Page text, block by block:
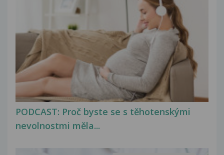
PODCAST: Proč byste se s těhotenskými
nevolnostmi měla...